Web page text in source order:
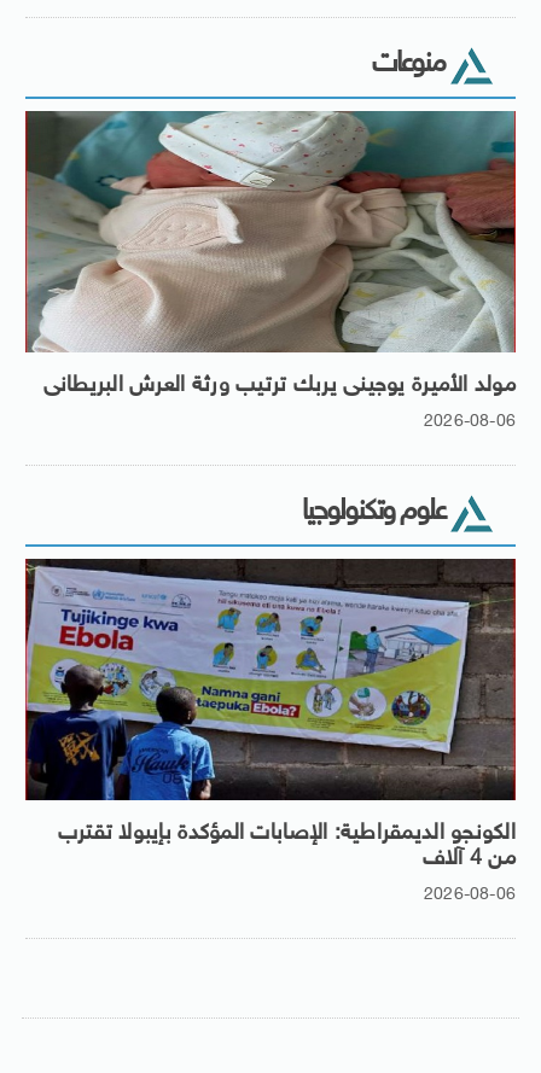
منوعات
مولد الأميرة يوجينى يربك ترتيب ورثة العرش البريطانى
2026-08-06
علوم وتكنولوجيا
الكونجو الديمقراطية: الإصابات المؤكدة بإيبولا تقترب
من 4 آلاف
2026-08-06